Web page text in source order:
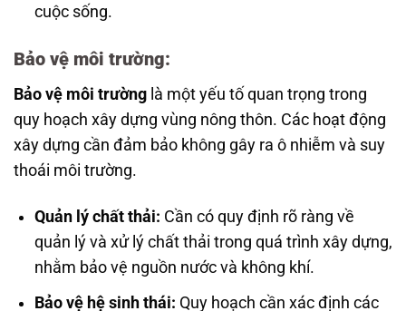
cuộc sống.
Bảo vệ môi trường:
Bảo vệ môi trường là một yếu tố quan trọng trong
quy hoạch xây dựng vùng nông thôn. Các hoạt động
xây dựng cần đảm bảo không gây ra ô nhiễm và suy
thoái môi trường.
Quản lý chất thải: Cần có quy định rõ ràng về
quản lý và xử lý chất thải trong quá trình xây dựng,
nhằm bảo vệ nguồn nước và không khí.
Bảo vệ hệ sinh thái: Quy hoạch cần xác định các